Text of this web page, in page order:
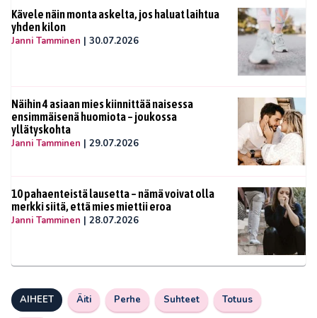
Kävele näin monta askelta, jos haluat laihtua
yhden kilon
Janni Tamminen | 30.07.2026
Näihin 4 asiaan mies kiinnittää naisessa
ensimmäisenä huomiota – joukossa
yllätyskohta
Janni Tamminen | 29.07.2026
10 pahaenteistä lausetta – nämä voivat olla
merkki siitä, että mies miettii eroa
Janni Tamminen | 28.07.2026
AIHEET Äiti Perhe Suhteet Totuus